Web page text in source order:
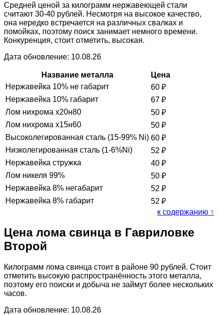
Средней ценой за килограмм нержавеющей стали
считают 30-40 рублей. Несмотря на высокое качество,
она нередко встречается на различных свалках и
помойках, поэтому поиск занимает немного времени.
Конкуренция, стоит отметить, высокая.
Дата обновление: 10.08.26
Название металла
Цена
Нержавейка 10% не габарит
60 ₽
Нержавейка 10% габарит
67 ₽
Лом нихрома х20н80
50 ₽
Лом нихрома х15н60
50 ₽
Высоколегированная сталь (15-99% Ni) 60 ₽
Низколегированная сталь (1-6%Ni)
52 ₽
Нержавейка стружка
40 ₽
Лом никеля 99%
50 ₽
Нержавейка 8% негабарит
52 ₽
Нержавейка 8% габарит
52 ₽
к содержанию ↑
Цена лома свинца в Гавриловке
Второй
Килограмм лома свинца стоит в районе 90 рублей. Стоит
отметить высокую распространённость этого металла,
поэтому его поиски и добыча не займут более нескольких
часов.
Дата обновление: 10.08.26